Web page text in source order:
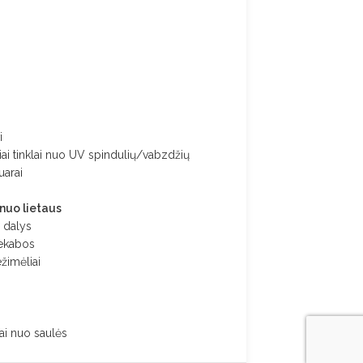
tinklai nuo UV spindulių/vabzdžių
lietaus
dalys
nuo saulės